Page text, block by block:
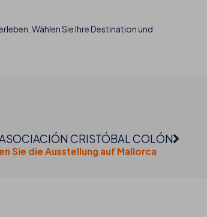
Wählen Sie Ihre Destination und
CRISTÓBAL COLÓN
Sie die Ausstellung auf Mallorca